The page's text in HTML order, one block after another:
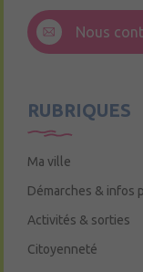
49220 Andigné
Nous
RUBRIQUES
Ma ville
Démarches & infos
Activités & sorties
Citoyenneté